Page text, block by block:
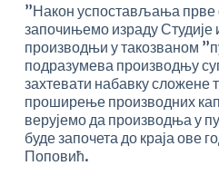
”Након успостављања
започињемо израду
производњи у такозваном
подразумева производњу
захтевати набавку сложене
проширење производних
верујемо да производња у
буде започета до краја ове
Поповић.